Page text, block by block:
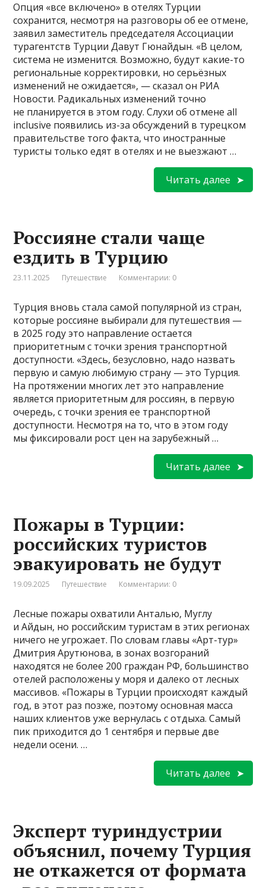
Опция «все включено» в отелях Турции
сохранится, несмотря на разговоры об ее отмене,
заявил заместитель председателя Ассоциации
турагентств Турции Давут Гюнайдын. «В целом,
система не изменится. Возможно, будут какие-то
региональные корректировки, но серьёзных
изменений не ожидается», — сказал он РИА
Новости. Радикальных изменений точно
не планируется в этом году. Слухи об отмене all
inclusive появились из-за обсуждений в турецком
правительстве того факта, что иностранные
туристы только едят в отелях и не выезжают …
Читать далее
Россияне стали чаще
ездить в Турцию
23.11.2025 Путешествие Комментарии: 0
Турция вновь стала самой популярной из стран,
которые россияне выбирали для путешествия —
в 2025 году это направление остается
приоритетным с точки зрения транспортной
доступности. «Здесь, безусловно, надо назвать
первую и самую любимую страну — это Турция.
На протяжении многих лет это направление
является приоритетным для россиян, в первую
очередь, с точки зрения ее транспортной
доступности. Несмотря на то, что в этом году
мы фиксировали рост цен на зарубежный …
Читать далее
Пожары в Турции:
российских туристов
эвакуировать не будут
19.09.2025 Путешествие Комментарии: 0
Лесные пожары охватили Анталью, Муглу
и Айдын, но российским туристам в этих регионах
ничего не угрожает. По словам главы «Арт-тур»
Дмитрия Арутюнова, в зонах возгораний
находятся не более 200 граждан РФ, большинство
отелей расположены у моря и далеко от лесных
массивов. «Пожары в Турции происходят каждый
год, в этот раз позже, поэтому основная масса
наших клиентов уже вернулась с отдыха. Самый
пик приходится до 1 сентября и первые две
недели осени. …
Читать далее
Эксперт туриндустрии
объяснил, почему Турция
не откажется от формата